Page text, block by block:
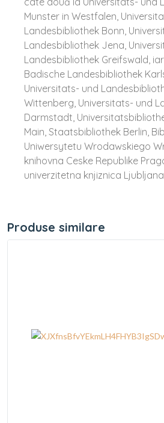
Munster in Westfalen,
Landesbibliothek Bonn,
Landesbibliothek Jena,
Landesbibliothek Greifswald,
Badische Landesbibliothek
Universitats- und
Wittenberg, Universitats- und
Darmstadt,
Main, Staatsbibliothek Berlin,
Uniwersytetu Wrodawskiego
knihovna Ceske Republike
univerzitetna knjiznica
Produse similare